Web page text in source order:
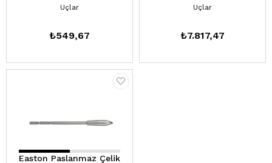
200-220gr (PKT-12)
Uçlar
₺549,67
Uçlar
₺7.817,47
Easton Paslanmaz Çelik